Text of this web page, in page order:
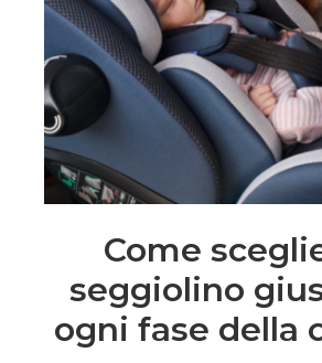
Come
seggiolino
ogni fase della